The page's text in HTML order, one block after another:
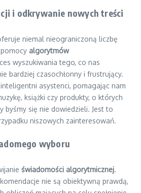
i odkrywanie nowych treści
niemal nieograniczoną liczbę
algorytmów
wyszukiwania tego, co nas
bardziej czasochłonny i frustrujący.
asystenci, pomagając nam
książki czy produkty, o których
byśmy się nie dowiedzieli. Jest to
niszowych zainteresowań.
wyboru
świadomości algorytmicznej.
nie są obiektywną prawdą,